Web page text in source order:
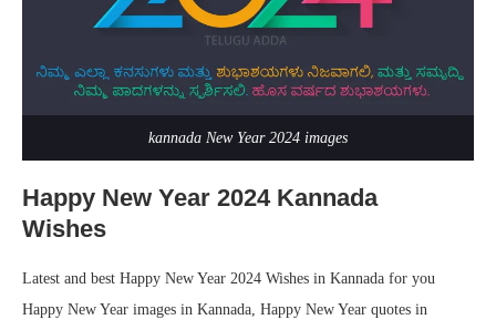
kannada New Year 2024 images
Happy New Year 2024 Kannada
Wishes
Latest and best Happy New Year 2024 Wishes in Kannada for you
Happy New Year images in Kannada, Happy New Year quotes in